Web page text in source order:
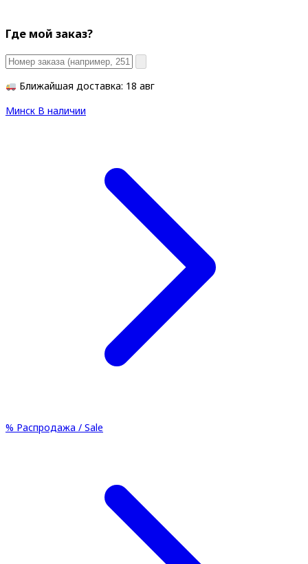
Где мой заказ?
Ближайшая доставка: 18 авг
Минск В наличии
% Распродажа / Sale